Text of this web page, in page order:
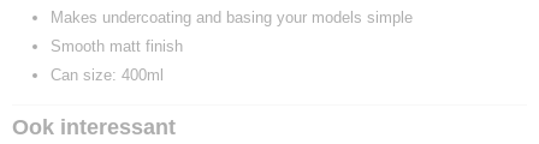
Makes undercoating and basing your models simple
Smooth matt finish
Can size: 400ml
Ook interessant